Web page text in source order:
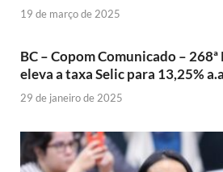
19 de março de 2025
BC – Copom Comunicado –
eleva a taxa Selic para 13,25%
29 de janeiro de 2025